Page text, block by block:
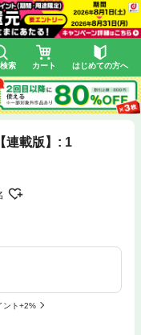
索 カート はじめての方へ
連載版】: 1
ント+2%